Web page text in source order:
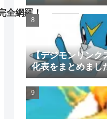
全網羅！
ン】
【デジモンリンク
化表をまとめまし